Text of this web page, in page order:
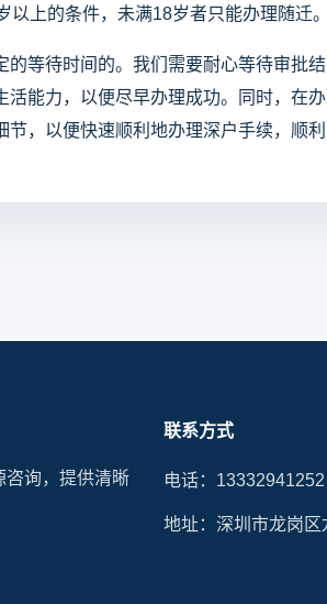
以上的条件，未满18岁者只能办理随迁。
的等待时间的。我们需要耐心等待审批
活能力，以便尽早办理成功。同时，在
，以便快速顺利地办理深户手续，顺利
咨询，提供清晰
联系方式
电话：13332941252
地址：深圳市龙岗